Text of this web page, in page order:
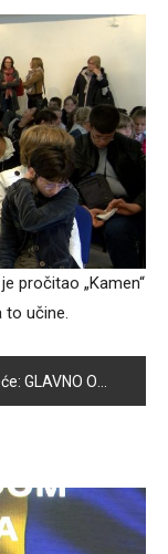
pročitao „Kamen“
to učine.
GLAVNO OBILJEŽJE JESENI JESTE I PRIPREMA ZIMNICE